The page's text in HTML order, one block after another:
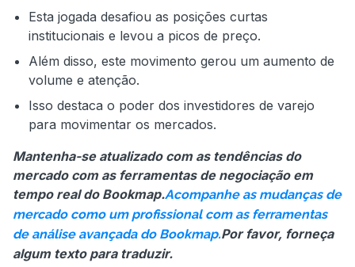
Esta jogada desafiou as posições curtas
institucionais e levou a picos de preço.
Além disso, este movimento gerou um aumento de
volume e atenção.
Isso destaca o poder dos investidores de varejo
para movimentar os mercados.
Mantenha-se atualizado com as tendências do
mercado com as ferramentas de negociação em
tempo real do Bookmap.Acompanhe as mudanças de
mercado como um profissional com as ferramentas
de análise avançada do Bookmap.Por favor, forneça
algum texto para traduzir.